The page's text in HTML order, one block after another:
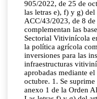
905/2022, de 25 de
las letras e), f) y g)
ACC/43/2023, de 8
complementan las
Sectorial Vitivinícola
la política agrícola
inversiones para las
infraestructuras
aprobadas mediante
octubre. 1. Se
anexo 1 de la Orden